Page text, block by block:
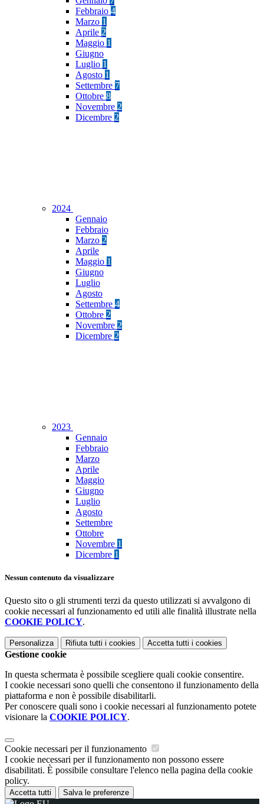
Febbraio 4
Marzo 1
Aprile 2
Maggio 1
Giugno
Luglio 1
Agosto 1
Settembre 7
Ottobre 8
Novembre 2
Dicembre 2
2024
Gennaio
Febbraio
Marzo 2
Aprile
Maggio 1
Giugno
Luglio
Agosto
Settembre 4
Ottobre 2
Novembre 2
Dicembre 2
2023
Gennaio
Febbraio
Marzo
Aprile
Maggio
Giugno
Luglio
Agosto
Settembre
Ottobre
Novembre 1
Dicembre 1
Nessun contenuto da visualizzare
Questo sito o gli strumenti terzi da questo utilizzati si avvalgono di
cookie necessari al funzionamento ed utili alle finalità illustrate nella
COOKIE POLICY.
Personalizza Rifiuta tutti i cookies Accetta tutti i cookies
Gestione cookie
In questa schermata è possibile scegliere quali cookie consentire.
I cookie necessari sono quelli che consentono il funzionamento della
piattaforma e non è possibile disabilitarli.
Per conoscere quali sono i cookie necessari al funzionamento potete
visionare la COOKIE POLICY.
Cookie necessari per il funzionamento
I cookie necessari per il funzionamento non possono essere
disabilitati. È possibile consultare l'elenco nella pagina della cookie
policy.
Accetta tutti Salva le preferenze